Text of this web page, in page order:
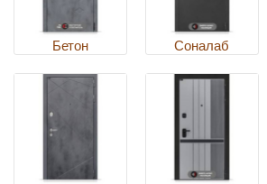
Бетон Соналаб